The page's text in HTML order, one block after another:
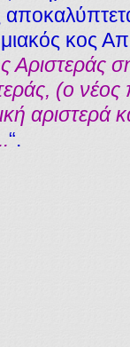
κος
(ο
αριστερά
“.